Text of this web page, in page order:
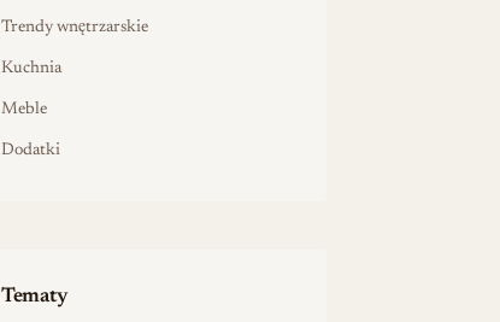
Trendy wnętrzarskie
Kuchnia
Meble
Dodatki
Tematy